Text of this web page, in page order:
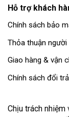
Hỗ trợ khách
Chính sách bảo
Thỏa thuận người
Giao hàng & vận
Chính sách đổi
Chịu trách nhiệm